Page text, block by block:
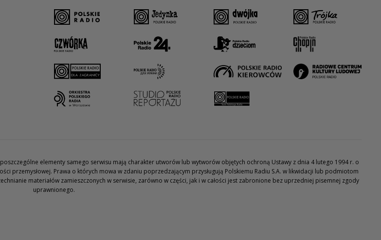
elementy samego serwisu mają charakter utworów lub wytworów objętych ochroną Ustawy z dnia 4 lutego 1994 r. o
przemysłowej. Prawa o których mowa w zdaniu poprzedzającym przysługują Polskiemu Radiu S.A. w likwidacji lub podmiotom
materiałów zamieszczonych w serwisie, zarówno w części, jak i w całości jest zabronione bez uprzedniej pisemnej zgody
uprawnionego.